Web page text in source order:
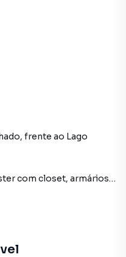
frente ao Lago
com closet, armários,